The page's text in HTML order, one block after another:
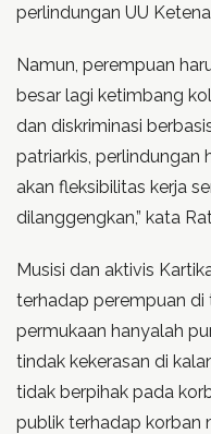
perlindungan UU
Namun, perempuan
besar lagi ketimbang
dan diskriminasi
patriarkis, perlindungan
akan fleksibilitas kerja
dilanggengkan,” kata
Musisi dan aktivis
terhadap perempuan
permukaan hanyalah
tindak kekerasan di
tidak berpihak pada
publik terhadap korban